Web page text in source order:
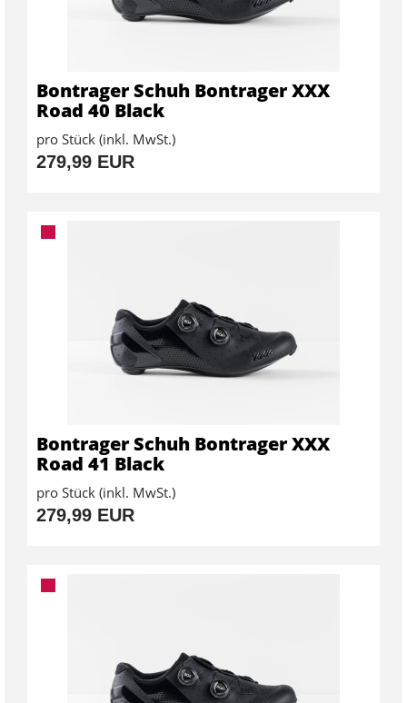
Bontrager Schuh Bontrager XXX
Road 40 Black
pro Stück (inkl. MwSt.)
279,99 EUR
Bontrager Schuh Bontrager XXX
Road 41 Black
pro Stück (inkl. MwSt.)
279,99 EUR